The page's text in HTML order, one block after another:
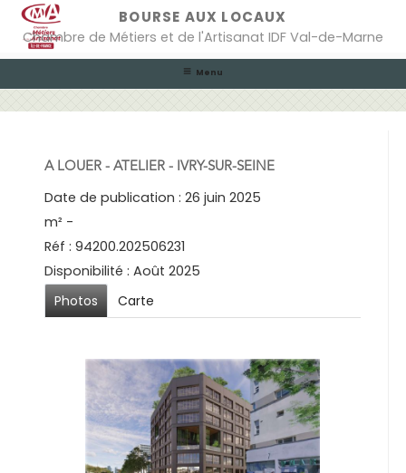
content
BOURSE AUX LOCAUX
Chambre de Métiers et de l'Artisanat IDF Val-de-Marne
Menu
A LOUER - ATELIER - IVRY-SUR-SEINE
Date de publication : 26 juin 2025
m² -
Réf : 94200.202506231
Disponibilité : Août 2025
Photos
Carte